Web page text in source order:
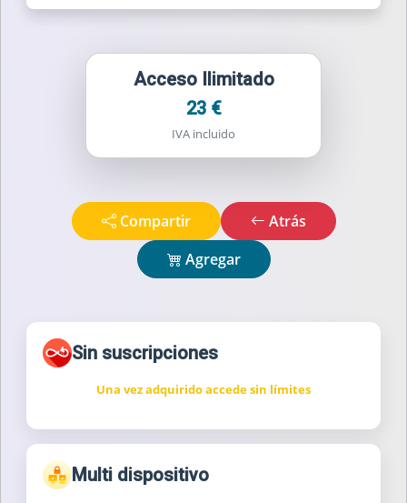
Acceso Ilimitado
23 €
IVA incluido
Compartir
Atrás
Agregar
Sin suscripciones
Una vez adquirido accede sin límites
Multi dispositivo